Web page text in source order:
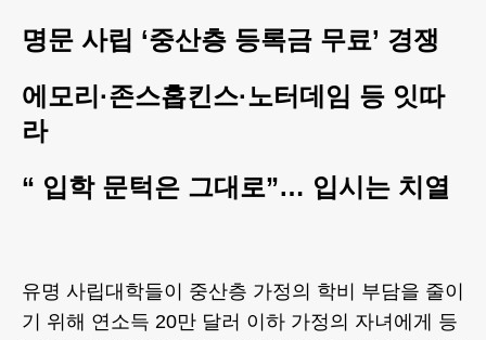
명문 사립 ‘중산층 등록금 무료’ 경쟁
에모리·존스홉킨스·노터데임 등 잇따
라
“ 입학 문턱은 그대로”… 입시는 치열
유명 사립대학들이 중산층 가정의 학비 부담을 줄이
기 위해 연소득 20만 달러 이하 가정의 자녀에게 등